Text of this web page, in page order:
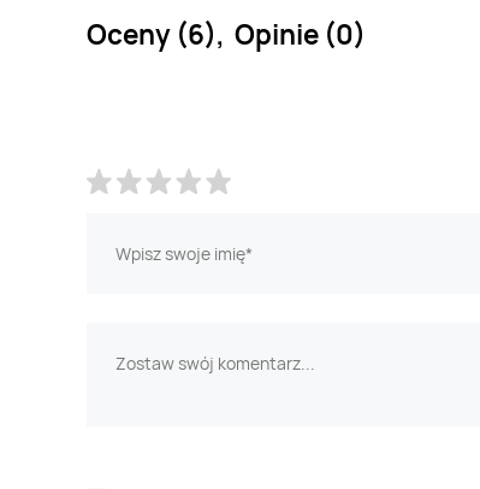
Oceny (6), Opinie (0)